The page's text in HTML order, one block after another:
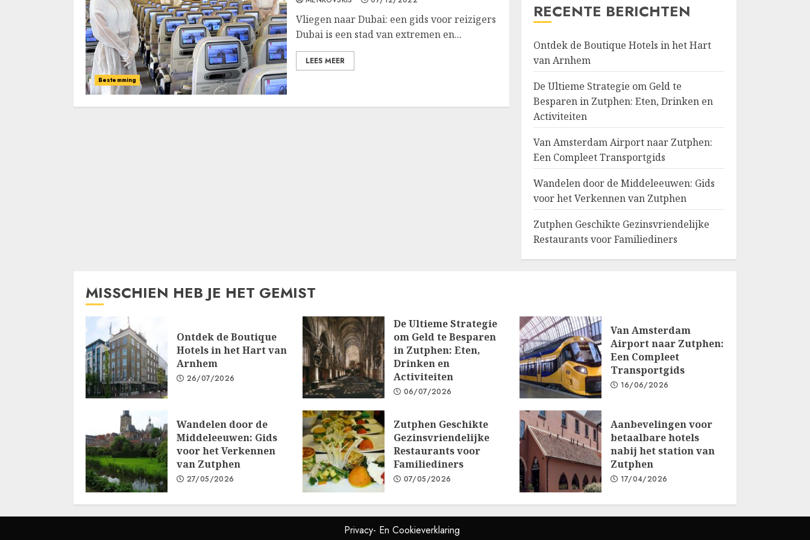
Bestemming
Vliegen naar Dubai: een gids voor reizigers
Dubai is een stad van extremen en...
LEES MEER
RECENTE BERICHTEN
Ontdek de Boutique Hotels in het Hart
van Arnhem
De Ultieme Strategie om Geld te
Besparen in Zutphen: Eten, Drinken en
Activiteiten
Van Amsterdam Airport naar Zutphen:
Een Compleet Transportgids
Wandelen door de Middeleeuwen: Gids
voor het Verkennen van Zutphen
Zutphen Geschikte Gezinsvriendelijke
Restaurants voor Familiediners
MISSCHIEN HEB JE HET GEMIST
Ontdek de Boutique
Hotels in het Hart van
Arnhem
26/07/2026
De Ultieme Strategie
om Geld te Besparen
in Zutphen: Eten,
Drinken en
Activiteiten
06/07/2026
Van Amsterdam
Airport naar Zutphen:
Een Compleet
Transportgids
16/06/2026
Wandelen door de
Middeleeuwen: Gids
voor het Verkennen
van Zutphen
27/05/2026
Zutphen Geschikte
Gezinsvriendelijke
Restaurants voor
Familiediners
07/05/2026
Aanbevelingen voor
betaalbare hotels
nabij het station van
Zutphen
17/04/2026
Privacy- En Cookieverklaring